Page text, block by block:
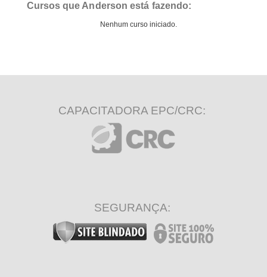
Cursos que Anderson está fazendo:
Nenhum curso iniciado.
CAPACITADORA EPC/CRC:
SEGURANÇA: